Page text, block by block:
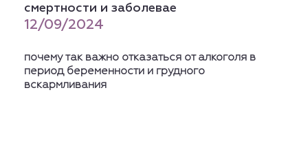
смертности и заболевае
12/09/2024
почему так важно отказаться от алкоголя в
период беременности и грудного
вскармливания